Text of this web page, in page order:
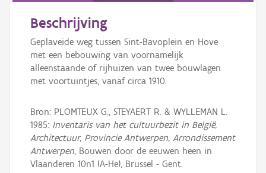
Beschrijving
Geplaveide weg tussen Sint-Bavoplein en Hove
met een bebouwing van voornamelijk
alleenstaande of rijhuizen van twee bouwlagen
met voortuintjes, vanaf circa 1910.
Bron: PLOMTEUX G., STEYAERT R. & WYLLEMAN L.
1985: Inventaris van het cultuurbezit in België,
Architectuur, Provincie Antwerpen, Arrondissement
Antwerpen, Bouwen door de eeuwen heen in
Vlaanderen 10n1 (A-He), Brussel - Gent.